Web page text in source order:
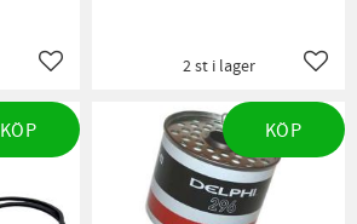
Lägg till i favoriter2 st i lager
KÖP KÖP